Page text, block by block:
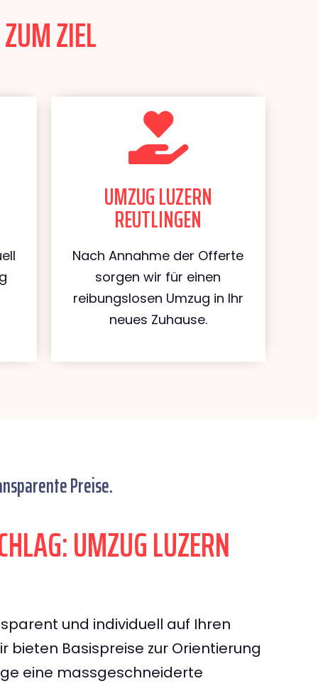
ZIEL
UMZUG LUZERN
REUTLINGEN
Nach Annahme der Offerte
sorgen wir für einen
reibungslosen Umzug in Ihr
neues Zuhause.
Preise.
UMZUG LUZERN
und individuell auf Ihren
bieten Basispreise zur Orientierung
eine massgeschneiderte